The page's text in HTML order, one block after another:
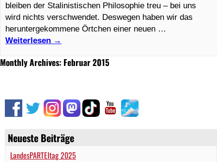
Neueste Beiträge
LandesPARTEItag 2025
Monthly Archives: Februar 2015
bleiben der Stalinistischen Philosophie treu – bei uns
wird nichts verschwendet. Deswegen haben wir das
heruntergekommene Örtchen einer neuen …
Weiterlesen →